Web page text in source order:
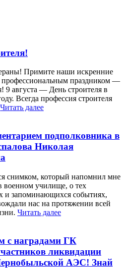
Примите наши искренние
профессиональным праздником —
9 августа — День строителя в
Всегда профессия строителя
Читать далее
подполковника в
Николая
снимком, который напомнил мне
военном училище, о тех
и запоминающихся событиях,
нас на протяжении всей
Читать далее
с наградами ГК
ликвидации
АЭС! Знай